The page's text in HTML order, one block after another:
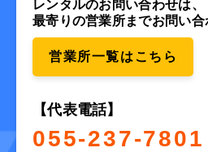
レンタルのお問い合わせは、
最寄りの営業所までお問い合
営業所一覧はこちら
【代表電話】
055-237-7801